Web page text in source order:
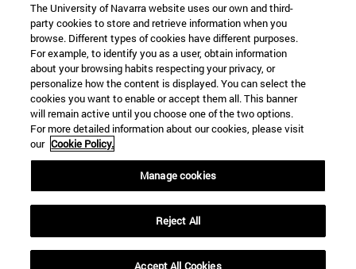
The University of Navarra website uses our own and third-
party cookies to store and retrieve information when you
browse. Different types of cookies have different purposes.
For example, to identify you as a user, obtain information
about your browsing habits respecting your privacy, or
personalize how the content is displayed. You can select the
cookies you want to enable or accept them all. This banner
will remain active until you choose one of the two options.
For more detailed information about our cookies, please visit
our Cookie Policy.
Manage cookies
Reject All
Accept All Cookies